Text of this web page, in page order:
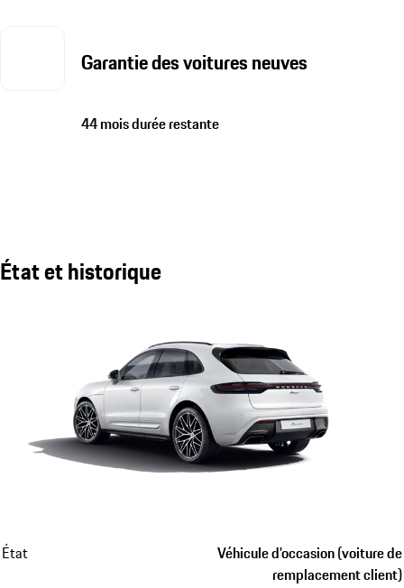
Garantie des voitures neuves
44 mois durée restante
État et historique
État
Véhicule d'occasion (voiture de
remplacement client)